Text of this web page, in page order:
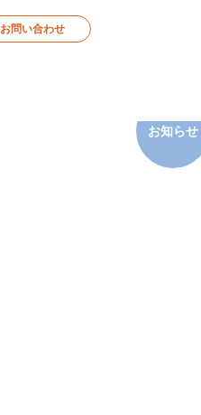
お問い合わせ
お知らせ